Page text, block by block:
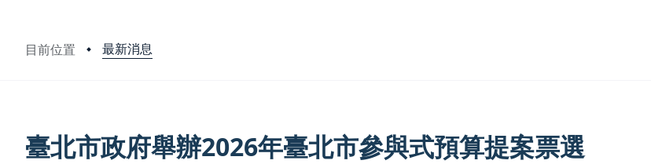
目前位置 最新消息
臺北市政府舉辦2026年臺北市參與式預算提案票選